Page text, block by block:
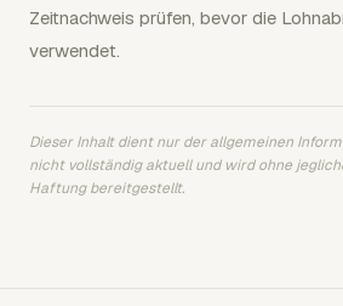
Zeitnachweis prüfen, bevor die
verwendet.
Dieser Inhalt dient nur der allgemeinen
nicht vollständig aktuell und wird ohne
Haftung bereitgestellt.